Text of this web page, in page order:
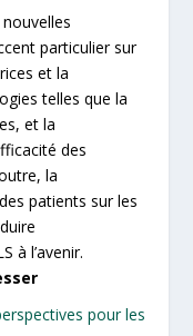
particulier sur
et la
telles que la
et la
des
la
patients sur les
à l’avenir.
pour les